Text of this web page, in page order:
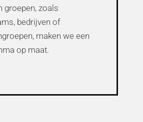
groepen, zoals
bedrijven of
maken we een
op maat.